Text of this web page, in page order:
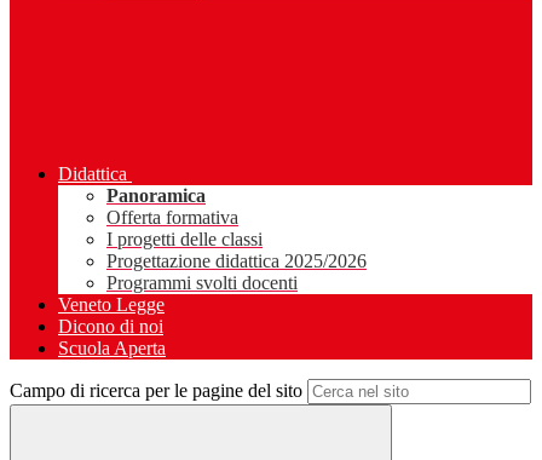
Didattica
Panoramica
Offerta formativa
I progetti delle classi
Progettazione didattica 2025/2026
Programmi svolti docenti
Veneto Legge
Dicono di noi
Scuola Aperta
Campo di ricerca per le pagine del sito